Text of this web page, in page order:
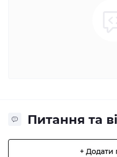
Питання та
+ Додати